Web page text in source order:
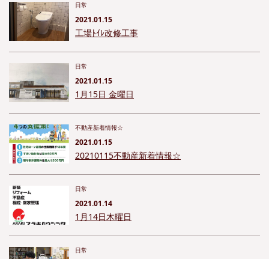
日常
2021.01.15
工場ﾄｲﾚ改修工事
日常
2021.01.15
1月15日 金曜日
不動産新着情報☆
2021.01.15
20210115不動産新着情報☆
日常
2021.01.14
1月14日木曜日
日常